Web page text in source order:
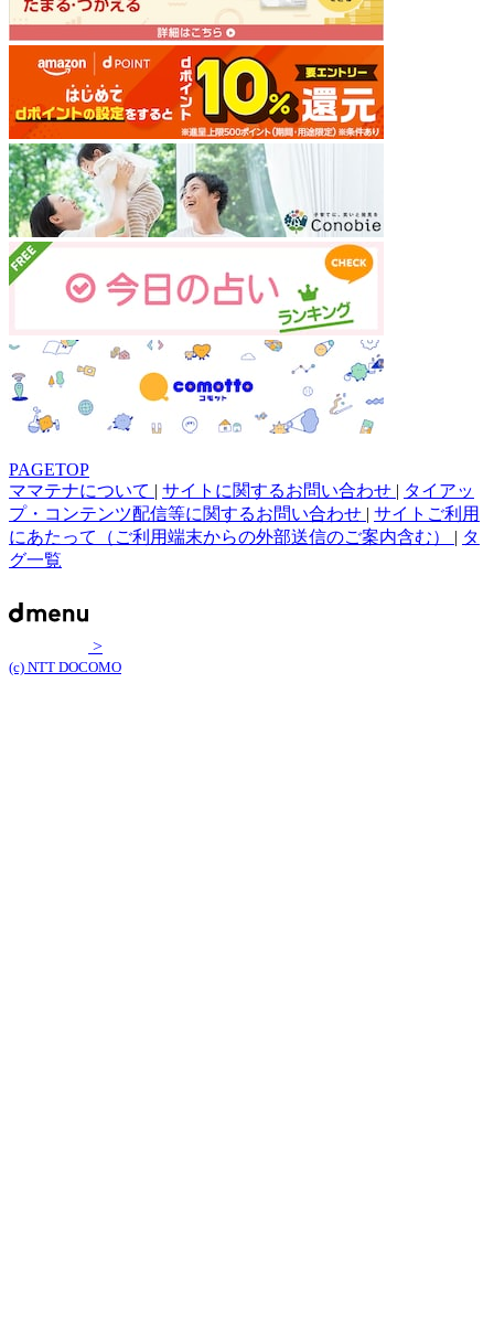
PAGETOP
ママテナについて | サイトに関するお問い合わせ | タイアッ
プ・コンテンツ配信等に関するお問い合わせ | サイトご利用
にあたって（ご利用端末からの外部送信のご案内含む） | タ
グ一覧
>
(c) NTT DOCOMO